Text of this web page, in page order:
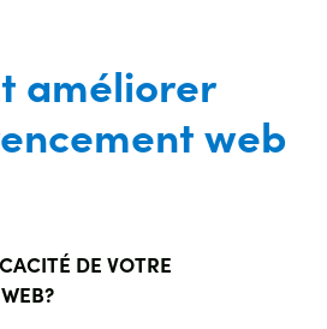
améliorer
web
DE VOTRE